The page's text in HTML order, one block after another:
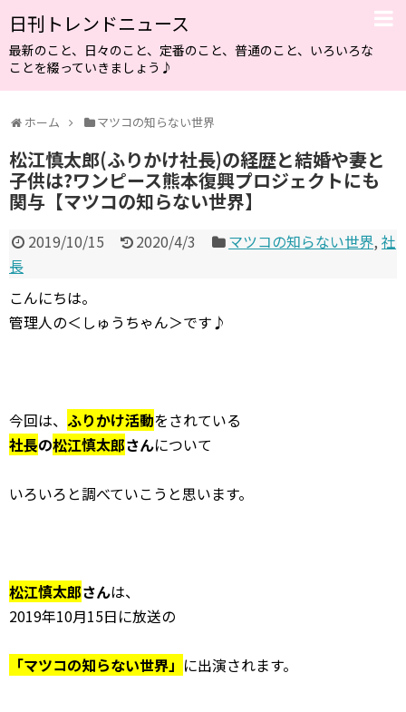
日刊トレンドニュース
最新のこと、日々のこと、定番のこと、普通のこと、いろいろな
ことを綴っていきましょう♪
ホーム マツコの知らない世界
松江慎太郎(ふりかけ社長)の経歴と結婚や妻と
子供は?ワンピース熊本復興プロジェクトにも
関与【マツコの知らない世界】
2019/10/15 2020/4/3 マツコの知らない世界,社
長
こんにちは。
管理人の＜しゅうちゃん＞です♪
今回は、 ふりかけ活動をされている
社長の松江慎太郎さんについて
いろいろと調べていこうと思います。
松江慎太郎さんは、
2019年10月15日に放送の
「マツコの知らない世界」 に出演されます。